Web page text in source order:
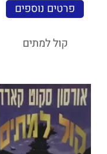
פרטים נוספים
קול למתים